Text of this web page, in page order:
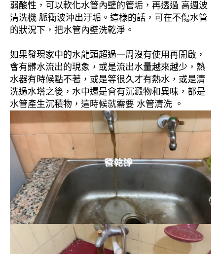
弱酸性，可以軟化水管內壁的管垢，再透過 高週波
清洗機 脈衝波沖出汙垢。這樣的話，可在不傷水管
的狀況下，把水管內壁洗乾淨。
如果發現家中的水龍頭超過一周沒有使用再開啟，
會有髒水流出的現象，或是流出水量越來越少，熱
水器有時候點不著，或是等很久才有熱水，或是清
洗過水塔之後，水中還是會有沉澱物和異味，都是
水管產生沉積物，這時候就需要 水管清洗 。